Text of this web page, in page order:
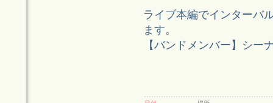
ライブ本編でインターバ
ます。
【バンドメンバー】シー